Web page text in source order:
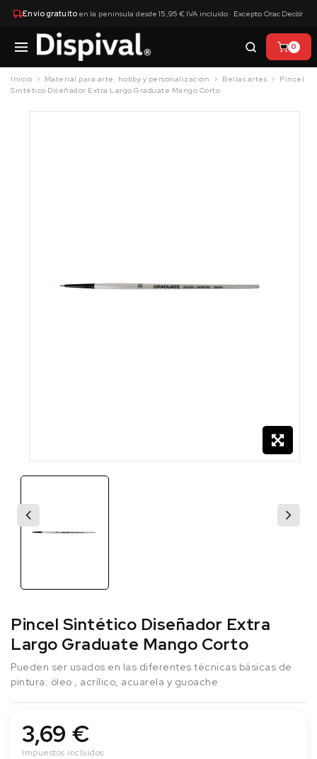
Envío gratuitoen la península desde 15,95 € IVA incluido · Excepto Orac Decor
×
0
Inicio Material para arte, hobby y personalización Bellas artes
Pincel
Sintético Diseñador Extra Largo Graduate Mango Corto
Pincel Sintético Diseñador Extra
Largo Graduate Mango Corto
Pueden ser usados en las diferentes técnicas básicas de
pintura: óleo , acrílico, acuarela y guoache
3,69 €
Impuestos incluidos